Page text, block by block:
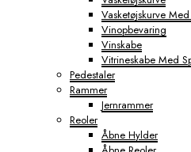
Vasketøjskurve
Vinopbevaring
Vinskabe
Vitrineskabe Med
Pedestaler
Rammer
Jernrammer
Reoler
Åbne Hylder